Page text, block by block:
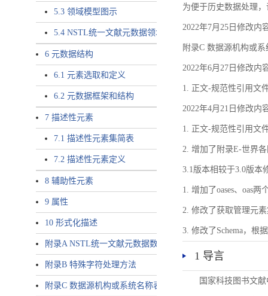
5.3 领域模型图示
5.4 NSTL统一文献元数据领域模型的验证
6 元数据结构
6.1 元素选取和定义
6.2 元数据框架和结构
7 描述性元素
7.1 描述性元素集简表
7.2 描述性元素定义
8 辅助性元素
9 属性
10 形式化描述
附录A NSTL统一文献元数据数据唯一标识符规则
附录B 特殊字符处理方法
附录C 数据源机构或系统名称表
为便于历史数据处理
2022年7月25日修改内
附录C 数据源机构或
2022年6月27日修改内
1. 正文-规范性引用文
2022年4月21日修改内
1. 正文-规范性引用文
2. 增加了附录E-世界
3.1版本相较于3.0版本
1. 增加了oases、oas
2. 修改了获取管理元
3. 修改了Schema，根
1 导言
国家科技图书文